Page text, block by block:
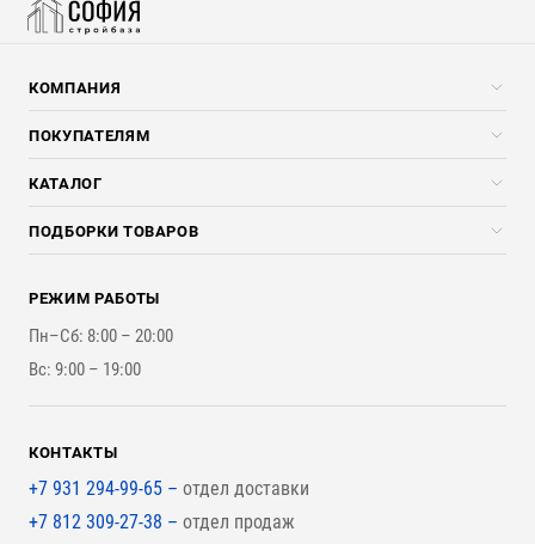
КОМПАНИЯ
Компания
Услуги
ПОКУПАТЕЛЯМ
Скидки стройкомпаниям
Доставка и разгрузка
Оплата и Возврат
Наши работы
КАТАЛОГ
Погонажные изделия
Брикеты, Дрова, Стружка
Стройматериалы
Инструменты
ПОДБОРКИ ТОВАРОВ
Для бутерброда стены
Для наружной отделки
Для покрытия крыши
РЕЖИМ РАБОТЫ
Пн–Сб: 8:00 – 20:00
Вс: 9:00 – 19:00
КОНТАКТЫ
+7 931 294-99-65 – отдел доставки
+7 812 309-27-38 – отдел продаж